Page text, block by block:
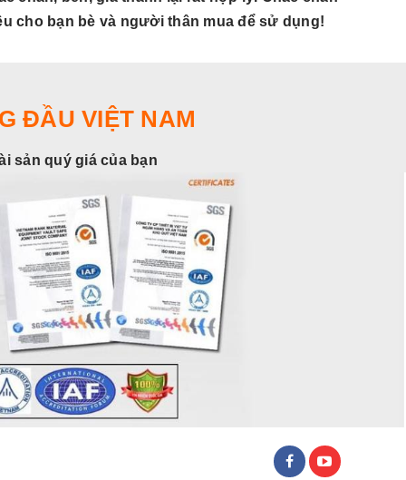
cho bạn bè và người thân mua để sử dụng!
ĐẦU VIỆT NAM
sản quý giá của bạn